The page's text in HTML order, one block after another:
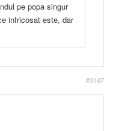
pe popa singur
infricosat este, dar
#3147